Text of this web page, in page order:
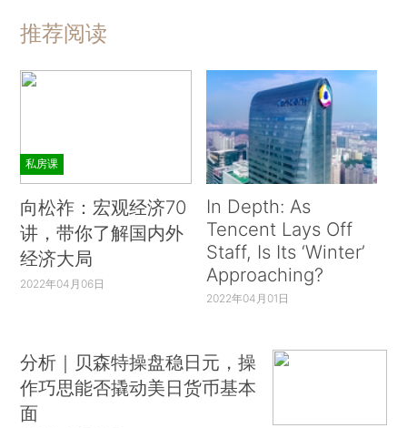
推荐阅读
私房课
向松祚：宏观经济70
讲，带你了解国内外
经济大局
2022年04月06日
In Depth: As
Tencent Lays Off
Staff, Is Its ‘Winter’
Approaching?
2022年04月01日
分析｜贝森特操盘稳日元，操
作巧思能否撬动美日货币基本
面